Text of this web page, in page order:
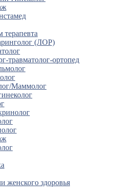
терапевта
(ЛОР)
травматолог-ортопед
Маммолог
женского здоровья